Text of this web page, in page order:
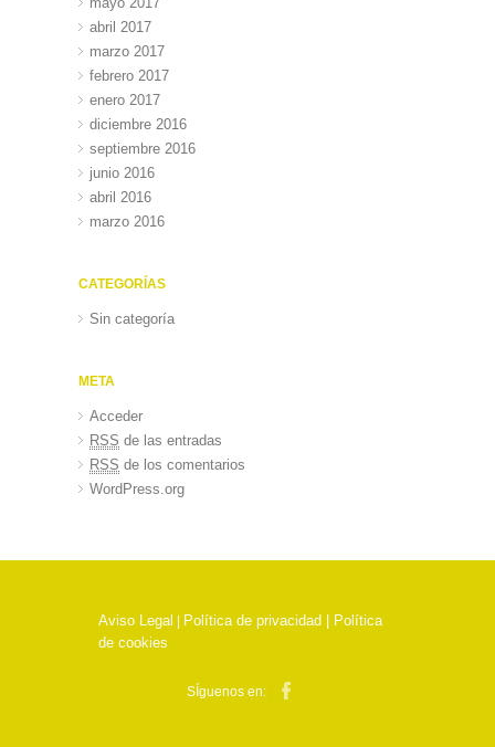
abril 2017
marzo 2017
febrero 2017
enero 2017
diciembre 2016
septiembre 2016
junio 2016
abril 2016
marzo 2016
CATEGORÍAS
Sin categoría
META
Acceder
RSS de las entradas
RSS de los comentarios
WordPress.org
Aviso Legal | Política de privacidad | Política
de cookies
SÍguenos en: